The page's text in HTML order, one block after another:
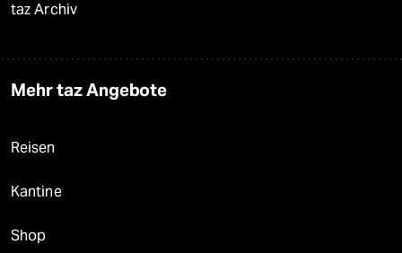
taz Archiv
Mehr taz Angebote
Reisen
Kantine
Shop